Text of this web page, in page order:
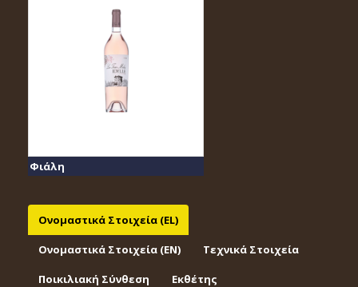
Φιάλη
Ονομαστικά Στοιχεία (EL)
Ονομαστικά Στοιχεία (EΝ) Τεχνικά Στοιχεία
Ποικιλιακή Σύνθεση Εκθέτης